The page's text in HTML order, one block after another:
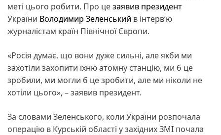
меті цього робити. Про цезаявив президент
України Володимир Зеленський в інтерв’ю
журналістам країн Північної Європи.
«Росія думає, що вони дуже сильні, але якби ми
захотіли захопити їхню атомну станцію, ми б це
зробили, ми могли б це зробити, але ми ніколи не
хотіли цього», – заявив президент.
За словами Зеленського, коли України розпочала
операцію в Курській області у західних ЗМІ почала